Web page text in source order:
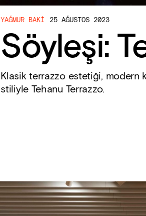
YAĞMUR BAKI 25 AĞUSTOS 2023
Söyleşi:
Klasik terrazzo estetiği, modern
stiliyle Tehanu Terrazzo.